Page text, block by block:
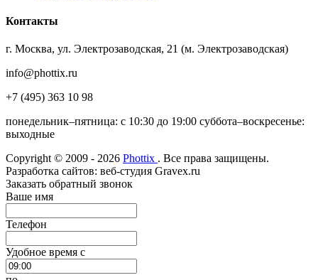
Контакты
г. Москва, ул. Электрозаводская, 21 (м. Электрозаводская)
info@phottix.ru
+7 (495) 363 10 98
понедельник–пятница: с 10:30 до 19:00 суббота–воскресенье:
выходные
Copyright © 2009 - 2026 Phottix . Все права защищены.
Разработка сайтов: веб-студия Gravex.ru
Заказать обратный звонок
Ваше имя
Телефон
Удобное время c